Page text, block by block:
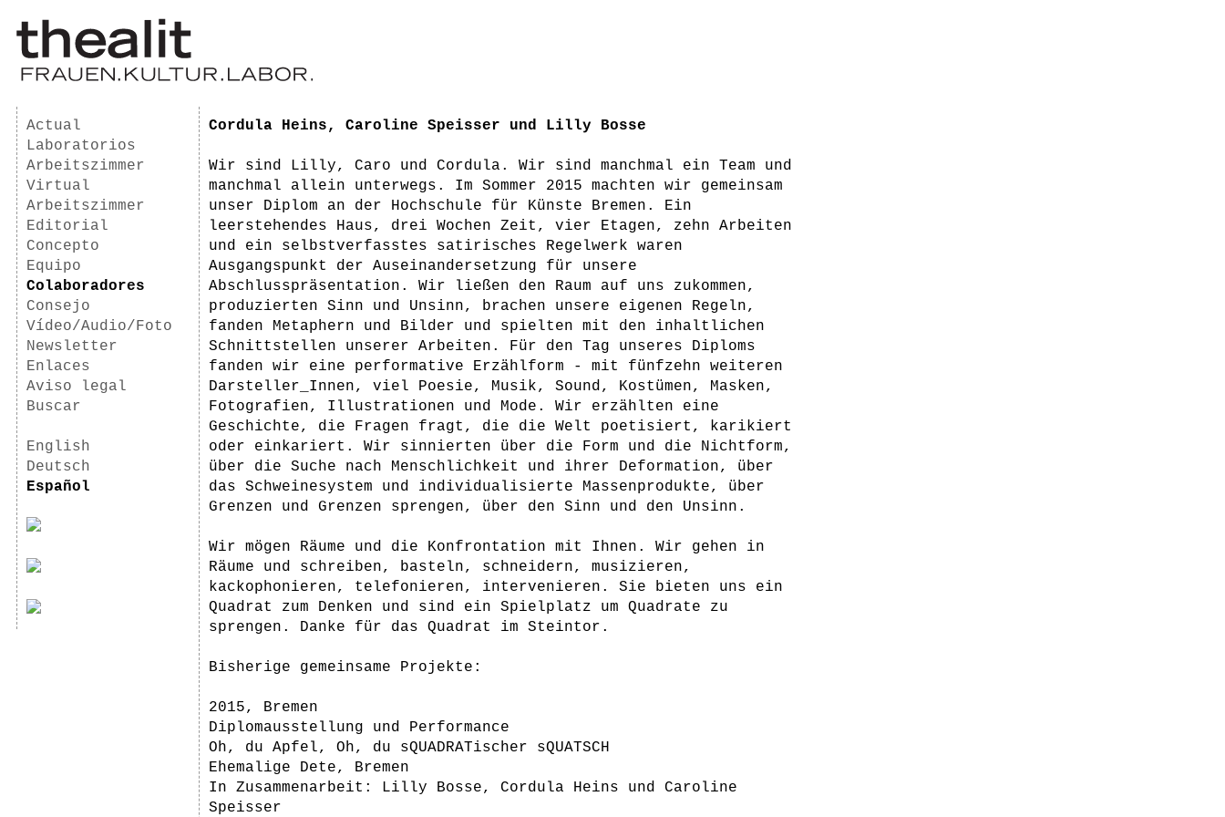
Actual
Laboratorios
Arbeitszimmer
Virtual
Arbeitszimmer
Editorial
Concepto
Equipo
Colaboradores
Consejo
Vídeo/Audio/Foto
Newsletter
Enlaces
Aviso legal
Buscar
English
Deutsch
Español
Cordula Heins, Caroline Speisser und Lilly Bosse
Wir sind Lilly, Caro und Cordula. Wir sind manchmal ein Team und
manchmal allein unterwegs. Im Sommer 2015 machten wir gemeinsam
unser Diplom an der Hochschule für Künste Bremen. Ein
leerstehendes Haus, drei Wochen Zeit, vier Etagen, zehn Arbeiten
und ein selbstverfasstes satirisches Regelwerk waren
Ausgangspunkt der Auseinandersetzung für unsere
Abschlusspräsentation. Wir ließen den Raum auf uns zukommen,
produzierten Sinn und Unsinn, brachen unsere eigenen Regeln,
fanden Metaphern und Bilder und spielten mit den inhaltlichen
Schnittstellen unserer Arbeiten. Für den Tag unseres Diploms
fanden wir eine performative Erzählform - mit fünfzehn weiteren
Darsteller_Innen, viel Poesie, Musik, Sound, Kostümen, Masken,
Fotografien, Illustrationen und Mode. Wir erzählten eine
Geschichte, die Fragen fragt, die die Welt poetisiert, karikiert
oder einkariert. Wir sinnierten über die Form und die Nichtform,
über die Suche nach Menschlichkeit und ihrer Deformation, über
das Schweinesystem und individualisierte Massenprodukte, über
Grenzen und Grenzen sprengen, über den Sinn und den Unsinn.
Wir mögen Räume und die Konfrontation mit Ihnen. Wir gehen in
Räume und schreiben, basteln, schneidern, musizieren,
kackophonieren, telefonieren, intervenieren. Sie bieten uns ein
Quadrat zum Denken und sind ein Spielplatz um Quadrate zu
sprengen. Danke für das Quadrat im Steintor.
Bisherige gemeinsame Projekte:
2015, Bremen
Diplomausstellung und Performance
Oh, du Apfel, Oh, du sQUADRATischer sQUATSCH
Ehemalige Dete, Bremen
In Zusammenarbeit: Lilly Bosse, Cordula Heins und Caroline
Speisser